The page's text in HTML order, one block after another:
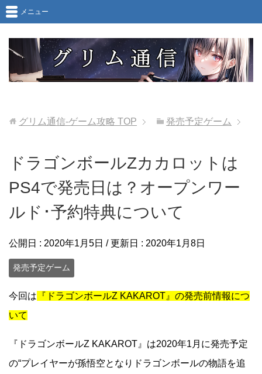
メニュー
グリム通信-ゲーム攻略 TOP 発売予定ゲーム
ドラゴンボールZカカロットは
PS4で発売日は？オープンワー
ルド･予約特典について
公開日 : 2020年1月5日 / 更新日 : 2020年1月8日
発売予定ゲーム
今回は 『ドラゴンボールZ KAKAROT』の発売前情報につ
いて
『ドラゴンボールZ KAKAROT』は2020年1月に発売予定
の“プレイヤーが孫悟空となりドラゴンボールの物語を追